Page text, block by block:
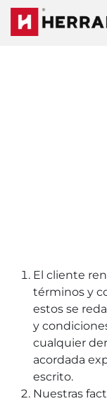
Ir al contenido
El cliente
términos y
estos se
y
cualquier
acordada
escrito.
Nuestras